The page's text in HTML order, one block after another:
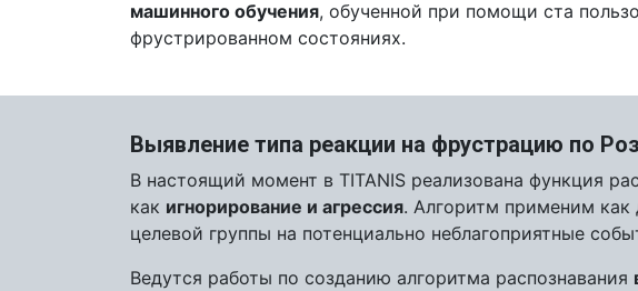
машинного обучения, обученной при помощи ста
фрустрированном состояниях.
Выявление типа реакции на фрустрацию по
В настоящий момент в TITANIS реализована функция
как игнорирование и агрессия. Алгоритм применим как
целевой группы на потенциально неблагоприятные
Ведутся работы по созданию алгоритма распознавания